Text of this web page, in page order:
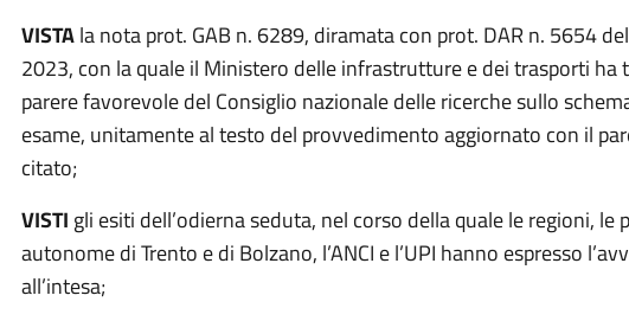
VISTAla nota prot. GAB n. 6289, diramata con prot. DAR n. 5654
2023, con la quale il Ministero delle infrastrutture e dei trasporti ha
parere favorevole del Consiglio nazionale delle ricerche sullo
esame, unitamente al testo del provvedimento aggiornato con il
citato;
VISTI gli esiti dell’odierna seduta, nel corso della quale le regioni, le
autonome di Trento e di Bolzano, l’ANCI e l’UPI hanno espresso
all’intesa;